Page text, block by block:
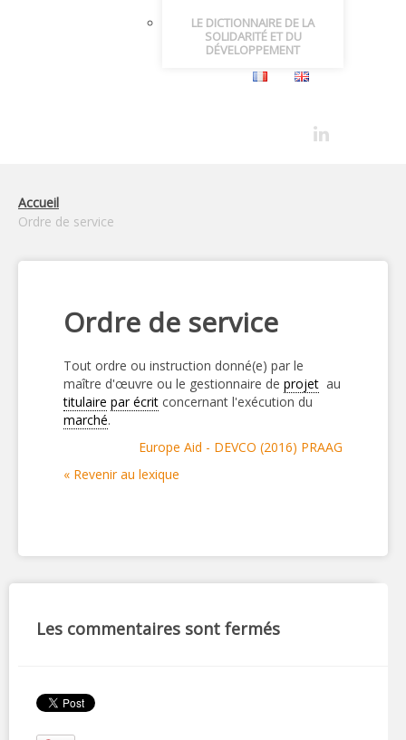
LE DICTIONNAIRE DE LA
SOLIDARITÉ ET DU
DÉVELOPPEMENT
Accueil
Ordre de service
Ordre de service
Tout ordre ou instruction donné(e) par le
maître d'œuvre ou le gestionnaire de projet au
titulaire par écrit concernant l'exécution du
marché.
Europe Aid - DEVCO (2016) PRAAG
« Revenir au lexique
Les commentaires sont fermés